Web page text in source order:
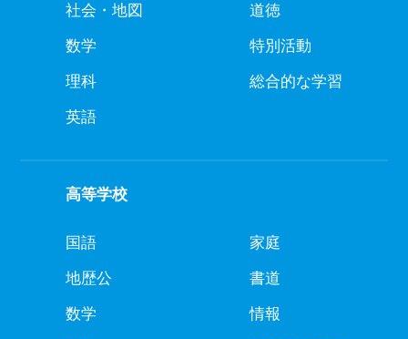
社会・地図
数学
理科
英語
道徳
特別活動
総合的な学習
高等学校
国語
地歴公
数学
家庭
書道
情報